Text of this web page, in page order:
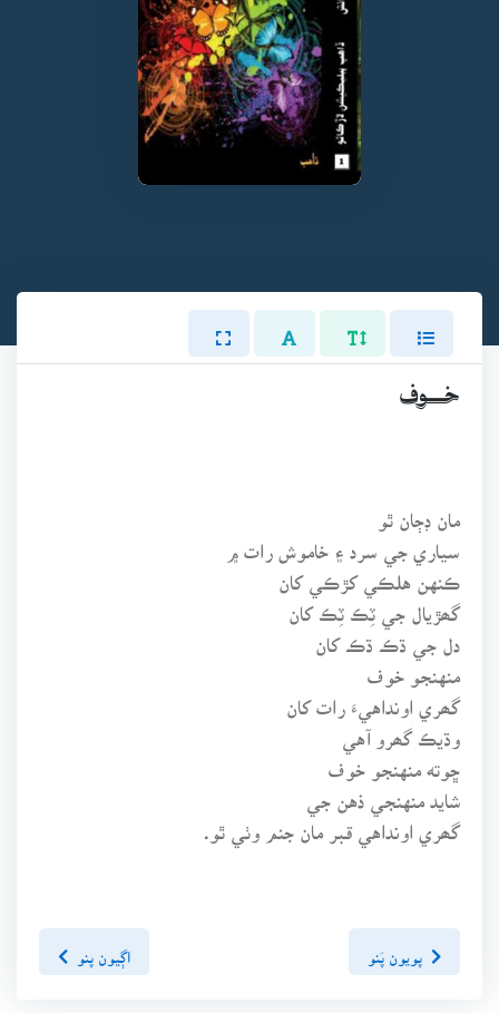
خـــوف
مان ڊڄان ٿو
سياري جي سرد ۽ خاموش رات ۾
ڪنهن هلڪي کڙڪي کان
گھڙيال جي ٽِڪ ٽِڪ کان
دل جي ڌڪ ڌڪ کان
منهنجو خوف
گھري اونداهيءَ رات کان
وڌيڪ گھرو آهي
ڇوته منهنجو خوف
شايد منهنجي ذهن جي
گھري اونداهي قبر مان جنم وٺي ٿو.
پويون پَنو اڳيون پنو